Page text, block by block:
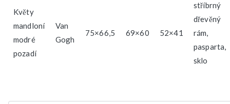
Květy
mandloní
modré
pozadí
Van
Gogh
75×66,5 69×60 52×41
stříbrný
dřevěný
rám,
pasparta,
sklo